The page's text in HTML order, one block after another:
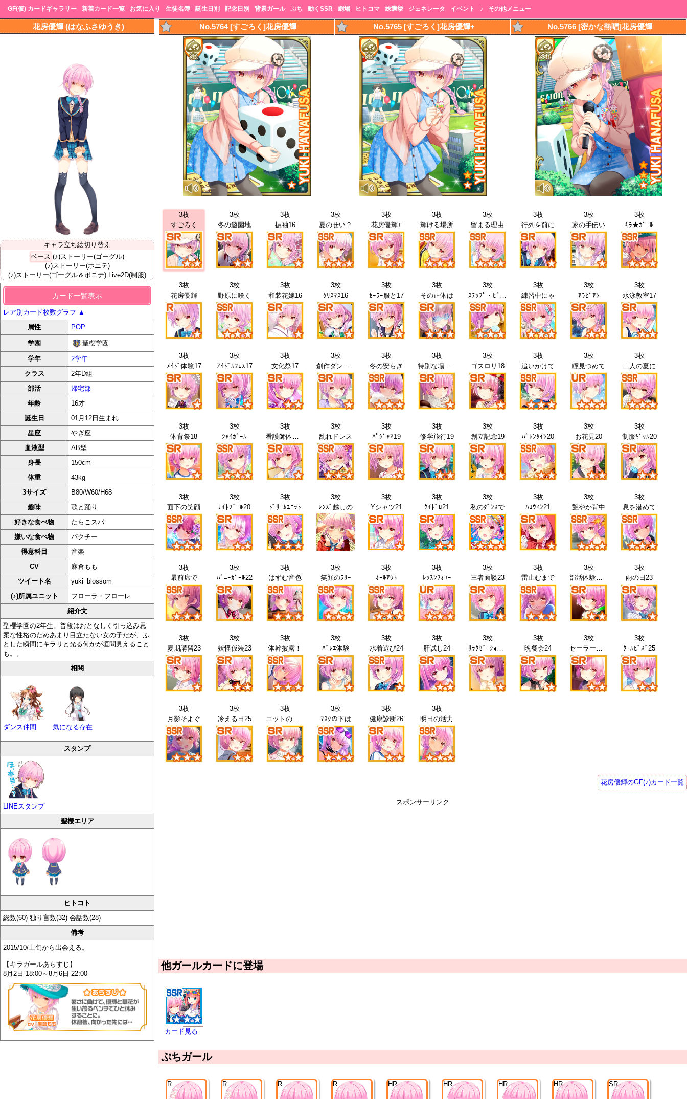
GF(仮) カードギャラリー 新着カード一覧 お気に入り 生徒名簿 誕生日別 記念日別 背景ガール ぷち 動くSSR 劇場 ヒトコマ 総選挙 ジェネレータ イベント ♪ その他メニュー
No.5764 [すごろく]花房優輝 No.5765 [すごろく]花房優輝+ No.5766 [密かな熱唱]花房優輝
3枚
すごろく
3枚
冬の遊園地
3枚
振袖16
3枚
夏のせい？
3枚
花房優輝+
3枚
輝ける場所
3枚
留まる理由
3枚
行列を前に
3枚
家の手伝い
3枚
ｷﾗ★ｶﾞｰﾙ
3枚
花房優輝
3枚
野原に咲く
3枚
和装花嫁16
3枚
ｸﾘｽﾏｽ16
3枚
ｾｰﾗｰ服と17
3枚
その正体は
3枚
ｽﾃｯﾌﾟ・ﾋﾞｰﾄ
3枚
練習中にゃ
3枚
ｱﾗﾋﾞｱﾝ
3枚
水泳教室17
3枚
ﾒｲﾄﾞ体験17
3枚
ｱｲﾄﾞﾙﾌｪｽ17
3枚
文化祭17
3枚
創作ダンス17
3枚
冬の安らぎ
3枚
特別な場所18
3枚
ゴスロリ18
3枚
追いかけて
3枚
瞳見つめて
3枚
二人の夏に
3枚
体育祭18
3枚
ｼｬｲｶﾞｰﾙ
3枚
看護師体験18
3枚
乱れドレス
3枚
ﾊﾟｼﾞｬﾏ19
3枚
修学旅行19
3枚
創立記念19
3枚
ﾊﾞﾚﾝﾀｲﾝ20
3枚
お花見20
3枚
制服ｷﾞｬﾙ20
3枚
面下の笑顔
3枚
ﾅｲﾄﾌﾟｰﾙ20
3枚
ﾄﾞﾘｰﾑﾕﾆｯﾄ
3枚
ﾚﾝｽﾞ越しの
3枚
Yシャツ21
3枚
ｹｲﾄﾞﾛ21
3枚
私のﾀﾞﾝｽで
3枚
ﾊﾛｳｨﾝ21
3枚
艶やか背中
3枚
息を潜めて
3枚
最前席で
3枚
ﾊﾞﾆｰｶﾞｰﾙ22
3枚
はずむ音色
3枚
笑顔のﾗﾘｰ
3枚
ｵｰﾙｱｳﾄ
3枚
ﾚｯｽﾝﾌｫﾕｰ
3枚
三者面談23
3枚
雷止むまで
3枚
部活体験会23
3枚
雨の日23
3枚
夏期講習23
3枚
妖怪仮装23
3枚
体幹披露！
3枚
ﾊﾞﾚｴ体験
3枚
水着選び24
3枚
肝試し24
3枚
ﾘﾗｸｾﾞｰｼｮﾝ24
3枚
晩餐会24
3枚
セーラー服25
3枚
ｸｰﾙﾋﾞｽﾞ25
3枚
月影そよぐ
3枚
冷える日25
3枚
ニットの日26
3枚
ﾏｽｸの下は
3枚
健康診断26
3枚
明日の活力
花房優輝のGF(♪)カード一覧
スポンサーリンク
他ガールカードに登場
カード見る
ぷちガール
R R R R HR HR HR HR SR
花房優輝 (はなふさゆうき)
キャラ立ち絵切り替え
ベース (♪)ストーリー(ゴーグル)
(♪)ストーリー(ポニテ)
(♪)ストーリー(ゴーグル＆ポニテ) Live2D(制服)
カード一覧表示
レア別カード枚数グラフ ▲
属性
POP
学園 聖櫻学園
学年
2学年
クラス
2年D組
部活
帰宅部
年齢
16才
誕生日
01月12日生まれ
星座
やぎ座
血液型
AB型
身長
150cm
体重
43kg
3サイズ
B80/W60/H68
趣味
歌と踊り
好きな食べ物
たらこスパ
嫌いな食べ物
パクチー
得意科目
音楽
CV
麻倉もも
ツイート名
yuki_blossom
(♪)所属ユニット
フローラ・フローレ
紹介文
聖櫻学園の2年生。普段はおとなしく引っ込み思
案な性格のためあまり目立たない女の子だが、ふ
とした瞬間にキラリと光る何かが垣間見えること
も。。
相関
ダンス仲間 気になる存在
スタンプ
LINEスタンプ
聖櫻エリア
ヒトコト
総数(60) 独り言数(32) 会話数(28)
備考
2015/10/上旬から出会える。
【キラガールあらすじ】
8月2日 18:00～8月6日 22:00